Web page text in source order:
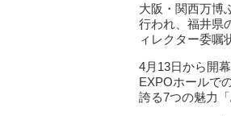
大阪・関西万博
行われ、福井県
ィレクター委嘱
4月13日から開
EXPOホールで
誇る7つの魅力